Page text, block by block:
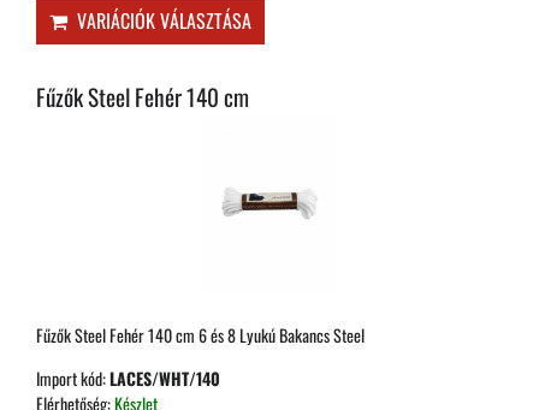
VARIÁCIÓK VÁLASZTÁSA
Fűzők Steel Fehér 140 cm
Fűzők Steel Fehér 140 cm 6 és 8 Lyukú Bakancs Steel
Import kód:LACES/WHT/140
Elérhetőség:Készlet